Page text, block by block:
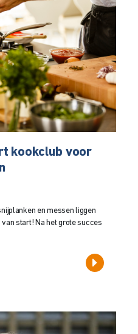
kookclub voor
en messen liggen
van start! Na het grote succes